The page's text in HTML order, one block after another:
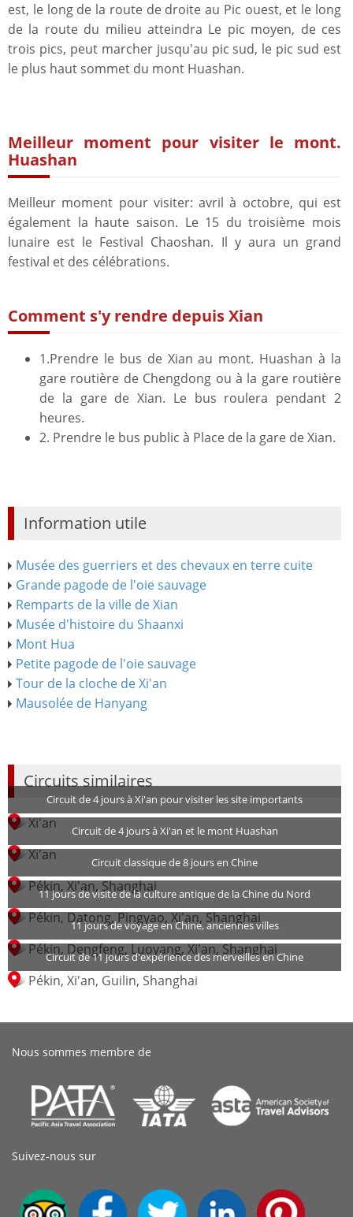
est, le long de la route de droite au Pic ouest, et le long
de la route du milieu atteindra Le pic moyen, de ces
trois pics, peut marcher jusqu'au pic sud, le pic sud est
le plus haut sommet du mont Huashan.
Meilleur moment pour visiter le mont.
Huashan
Meilleur moment pour visiter: avril à octobre, qui est
également la haute saison. Le 15 du troisième mois
lunaire est le Festival Chaoshan. Il y aura un grand
festival et des célébrations.
Comment s'y rendre depuis Xian
1.Prendre le bus de Xian au mont. Huashan à la
gare routière de Chengdong ou à la gare routière
de la gare de Xian. Le bus roulera pendant 2
heures.
2. Prendre le bus public à Place de la gare de Xian.
Information utile
Musée des guerriers et des chevaux en terre cuite
Grande pagode de l'oie sauvage
Remparts de la ville de Xian
Musée d'histoire du Shaanxi
Mont Hua
Petite pagode de l'oie sauvage
Tour de la cloche de Xi'an
Mausolée de Hanyang
Circuits similaires
Circuit de 4 jours à Xi'an pour visiter les site importants
Xi'an Circuit de 4 jours à Xi'an et le mont Huashan
Xi'an Circuit classique de 8 jours en Chine
Pékin, Xi'an, Shanghai
11 jours de visite de la culture antique de la Chine du Nord
Pékin, Datong, Pingyao, Xi'an, Shanghai
11 jours de voyage en Chine, anciennes villes
Pékin, Dengfeng, Luoyang, Xi'an, Shanghai
Circuit de 11 jours d'expérience des merveilles en Chine
Pékin, Xi'an, Guilin, Shanghai
Nous sommes membre de
Suivez-nous sur